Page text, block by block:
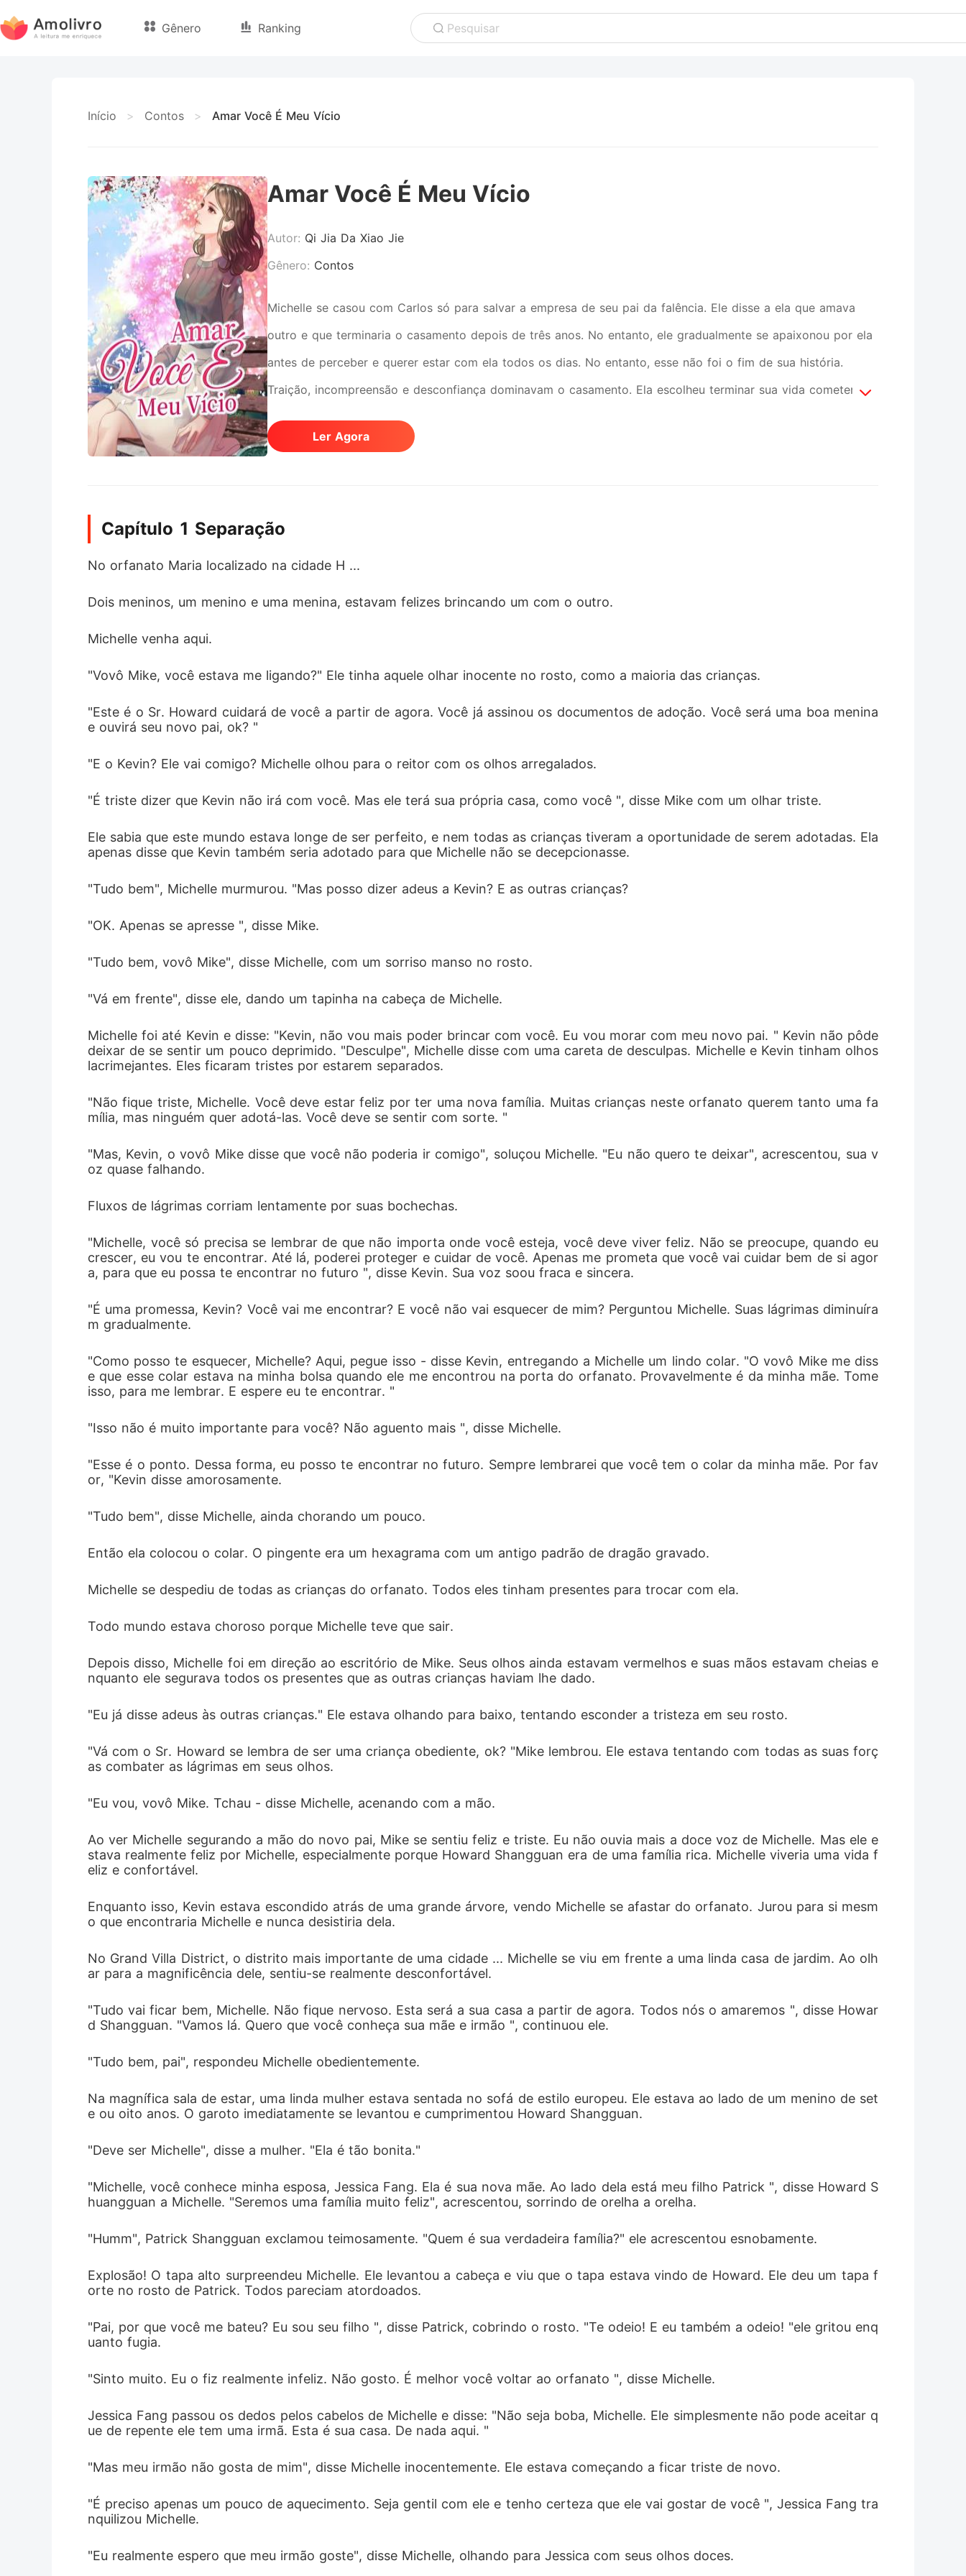
Gênero Ranking Pesquisar
Início > Contos > Amar Você É Meu Vício
Amar Você É Meu Vício
Autor: Qi Jia Da Xiao Jie
Gênero: Contos
Michelle se casou com Carlos só para salvar a empresa de seu pai da falência. Ele disse a ela que amava
outro e que terminaria o casamento depois de três anos. No entanto, ele gradualmente se apaixonou por ela
antes de perceber e querer estar com ela todos os dias. No entanto, esse não foi o fim de sua história.
Traição, incompreensão e desconfiança dominavam o casamento. Ela escolheu terminar sua vida cometendo
suicídio, mas falhou e perdeu a memória. A história deles recomeçou e como ela faria para conquistar o
coração dele desta vez?
Ler Agora
Capítulo 1 Separação
No orfanato Maria localizado na cidade H ...
Dois meninos, um menino e uma menina, estavam felizes brincando um com o outro.
Michelle venha aqui.
"Vovô Mike, você estava me ligando?" Ele tinha aquele olhar inocente no rosto, como a maioria das crianças.
"Este é o Sr. Howard cuidará de você a partir de agora. Você já assinou os documentos de adoção. Você será uma boa menina
e ouvirá seu novo pai, ok? "
"E o Kevin? Ele vai comigo? Michelle olhou para o reitor com os olhos arregalados.
"É triste dizer que Kevin não irá com você. Mas ele terá sua própria casa, como você ", disse Mike com um olhar triste.
Ele sabia que este mundo estava longe de ser perfeito, e nem todas as crianças tiveram a oportunidade de serem adotadas. Ela
apenas disse que Kevin também seria adotado para que Michelle não se decepcionasse.
"Tudo bem", Michelle murmurou. "Mas posso dizer adeus a Kevin? E as outras crianças?
"OK. Apenas se apresse ", disse Mike.
"Tudo bem, vovô Mike", disse Michelle, com um sorriso manso no rosto.
"Vá em frente", disse ele, dando um tapinha na cabeça de Michelle.
Michelle foi até Kevin e disse: "Kevin, não vou mais poder brincar com você. Eu vou morar com meu novo pai. " Kevin não pôde
deixar de se sentir um pouco deprimido. "Desculpe", Michelle disse com uma careta de desculpas. Michelle e Kevin tinham olhos
lacrimejantes. Eles ficaram tristes por estarem separados.
"Não fique triste, Michelle. Você deve estar feliz por ter uma nova família. Muitas crianças neste orfanato querem tanto uma fa
mília, mas ninguém quer adotá-las. Você deve se sentir com sorte. "
"Mas, Kevin, o vovô Mike disse que você não poderia ir comigo", soluçou Michelle. "Eu não quero te deixar", acrescentou, sua v
oz quase falhando.
Fluxos de lágrimas corriam lentamente por suas bochechas.
"Michelle, você só precisa se lembrar de que não importa onde você esteja, você deve viver feliz. Não se preocupe, quando eu
crescer, eu vou te encontrar. Até lá, poderei proteger e cuidar de você. Apenas me prometa que você vai cuidar bem de si agor
a, para que eu possa te encontrar no futuro ", disse Kevin. Sua voz soou fraca e sincera.
"É uma promessa, Kevin? Você vai me encontrar? E você não vai esquecer de mim? Perguntou Michelle. Suas lágrimas diminuíra
m gradualmente.
"Como posso te esquecer, Michelle? Aqui, pegue isso - disse Kevin, entregando a Michelle um lindo colar. "O vovô Mike me diss
e que esse colar estava na minha bolsa quando ele me encontrou na porta do orfanato. Provavelmente é da minha mãe. Tome
isso, para me lembrar. E espere eu te encontrar. "
"Isso não é muito importante para você? Não aguento mais ", disse Michelle.
"Esse é o ponto. Dessa forma, eu posso te encontrar no futuro. Sempre lembrarei que você tem o colar da minha mãe. Por fav
or, "Kevin disse amorosamente.
"Tudo bem", disse Michelle, ainda chorando um pouco.
Então ela colocou o colar. O pingente era um hexagrama com um antigo padrão de dragão gravado.
Michelle se despediu de todas as crianças do orfanato. Todos eles tinham presentes para trocar com ela.
Todo mundo estava choroso porque Michelle teve que sair.
Depois disso, Michelle foi em direção ao escritório de Mike. Seus olhos ainda estavam vermelhos e suas mãos estavam cheias e
nquanto ele segurava todos os presentes que as outras crianças haviam lhe dado.
"Eu já disse adeus às outras crianças." Ele estava olhando para baixo, tentando esconder a tristeza em seu rosto.
"Vá com o Sr. Howard se lembra de ser uma criança obediente, ok? "Mike lembrou. Ele estava tentando com todas as suas forç
as combater as lágrimas em seus olhos.
"Eu vou, vovô Mike. Tchau - disse Michelle, acenando com a mão.
Ao ver Michelle segurando a mão do novo pai, Mike se sentiu feliz e triste. Eu não ouvia mais a doce voz de Michelle. Mas ele e
stava realmente feliz por Michelle, especialmente porque Howard Shangguan era de uma família rica. Michelle viveria uma vida f
eliz e confortável.
Enquanto isso, Kevin estava escondido atrás de uma grande árvore, vendo Michelle se afastar do orfanato. Jurou para si mesm
o que encontraria Michelle e nunca desistiria dela.
No Grand Villa District, o distrito mais importante de uma cidade ... Michelle se viu em frente a uma linda casa de jardim. Ao olh
ar para a magnificência dele, sentiu-se realmente desconfortável.
"Tudo vai ficar bem, Michelle. Não fique nervoso. Esta será a sua casa a partir de agora. Todos nós o amaremos ", disse Howar
d Shangguan. "Vamos lá. Quero que você conheça sua mãe e irmão ", continuou ele.
"Tudo bem, pai", respondeu Michelle obedientemente.
Na magnífica sala de estar, uma linda mulher estava sentada no sofá de estilo europeu. Ele estava ao lado de um menino de set
e ou oito anos. O garoto imediatamente se levantou e cumprimentou Howard Shangguan.
"Deve ser Michelle", disse a mulher. "Ela é tão bonita."
"Michelle, você conhece minha esposa, Jessica Fang. Ela é sua nova mãe. Ao lado dela está meu filho Patrick ", disse Howard S
huangguan a Michelle. "Seremos uma família muito feliz", acrescentou, sorrindo de orelha a orelha.
"Humm", Patrick Shangguan exclamou teimosamente. "Quem é sua verdadeira família?" ele acrescentou esnobamente.
Explosão! O tapa alto surpreendeu Michelle. Ele levantou a cabeça e viu que o tapa estava vindo de Howard. Ele deu um tapa f
orte no rosto de Patrick. Todos pareciam atordoados.
"Pai, por que você me bateu? Eu sou seu filho ", disse Patrick, cobrindo o rosto. "Te odeio! E eu também a odeio! "ele gritou enq
uanto fugia.
"Sinto muito. Eu o fiz realmente infeliz. Não gosto. É melhor você voltar ao orfanato ", disse Michelle.
Jessica Fang passou os dedos pelos cabelos de Michelle e disse: "Não seja boba, Michelle. Ele simplesmente não pode aceitar q
ue de repente ele tem uma irmã. Esta é sua casa. De nada aqui. "
"Mas meu irmão não gosta de mim", disse Michelle inocentemente. Ele estava começando a ficar triste de novo.
"É preciso apenas um pouco de aquecimento. Seja gentil com ele e tenho certeza que ele vai gostar de você ", Jessica Fang tra
nquilizou Michelle.
"Eu realmente espero que meu irmão goste", disse Michelle, olhando para Jessica com seus olhos doces.